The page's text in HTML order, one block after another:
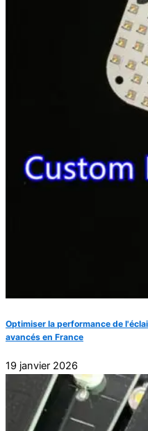
Optimiser la performance de
avancés en France
19 janvier 2026